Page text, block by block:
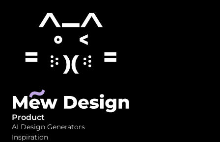
Product
AI Design Generators
Inspiration